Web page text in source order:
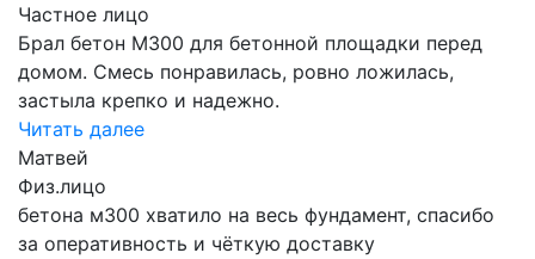
Частное лицо
Брал бетон М300 для бетонной площадки перед
домом. Смесь понравилась, ровно ложилась,
застыла крепко и надежно.
Читать далее
Матвей
Физ.лицо
бетона м300 хватило на весь фундамент, спасибо
за оперативность и чёткую доставку